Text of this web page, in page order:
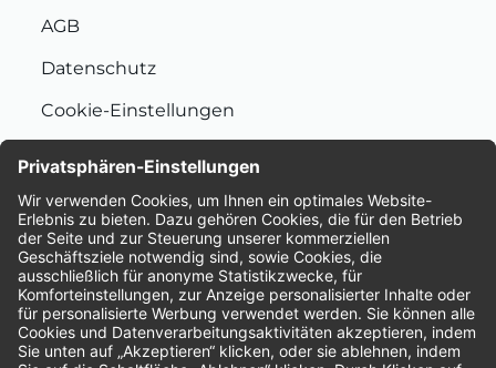
AGB
Datenschutz
Cookie-Einstellungen
Bewertungen